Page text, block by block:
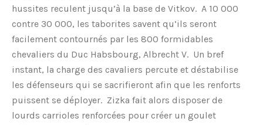
hussites reculent jusqu’à la base de Vitkov. A 10 000
contre 30 000, les taborites savent qu’ils seront
facilement contournés par les 800 formidables
chevaliers du Duc Habsbourg, Albrecht V. Un bref
instant, la charge des cavaliers percute et déstabilise
les défenseurs qui se sacrifieront afin que les renforts
puissent se déployer. Zizka fait alors disposer de
lourds carrioles renforcées pour créer un goulet